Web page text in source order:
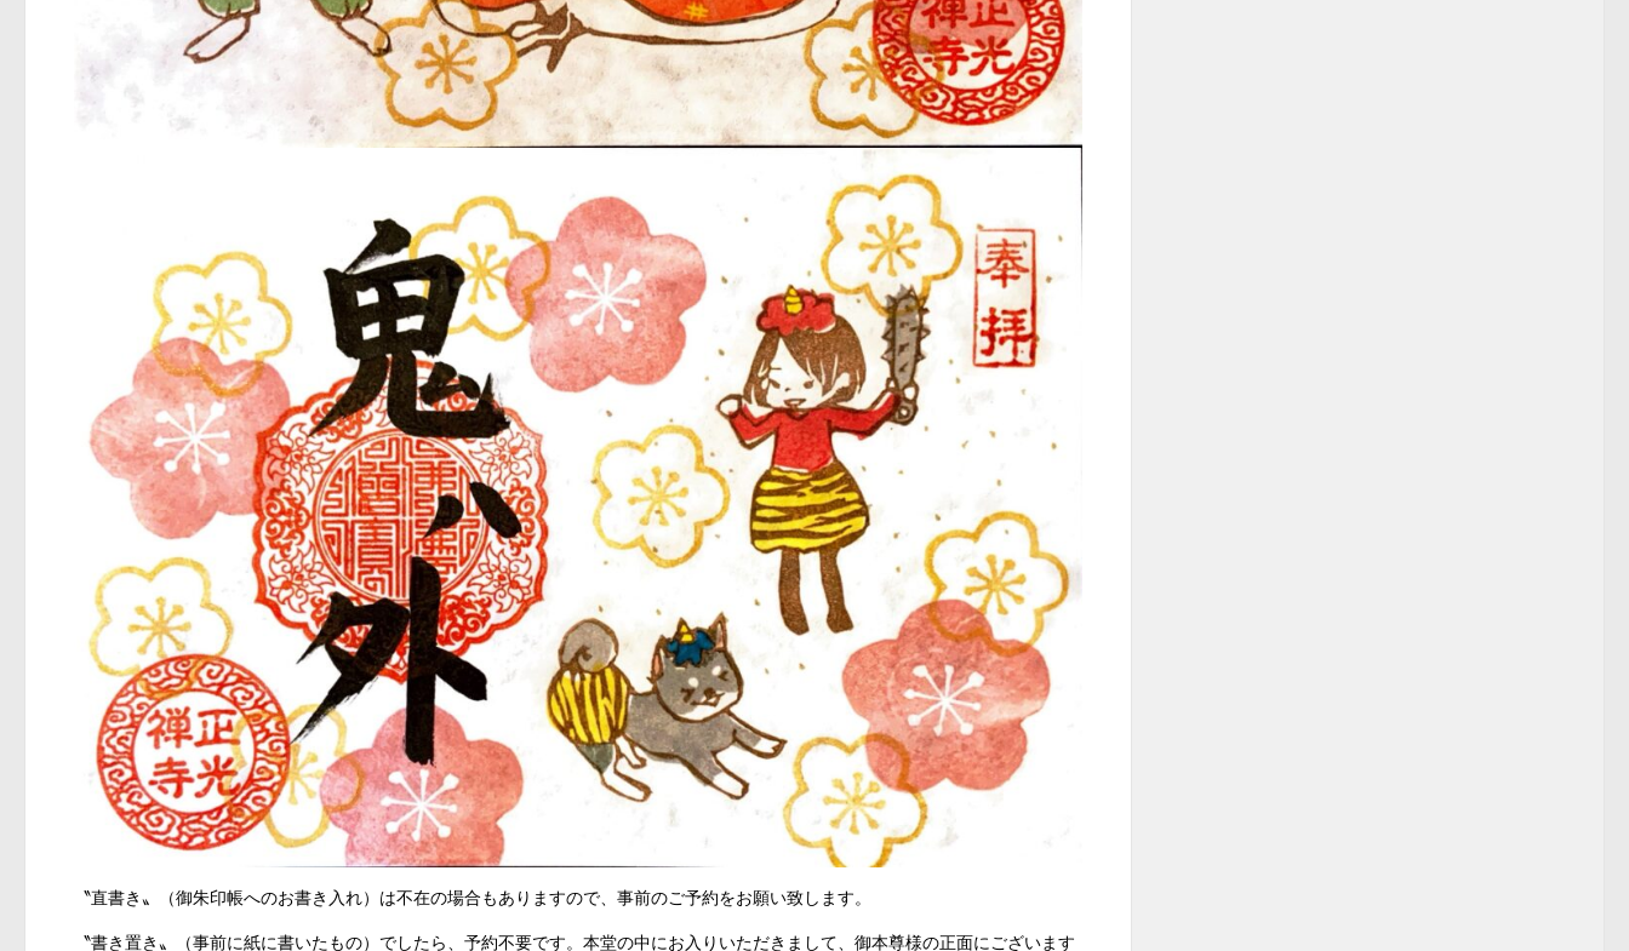
〝直書き〟（御朱印帳へのお書き入れ）は不在の場合もありますので、事前のご予約をお願い致します。
〝書き置き〟（事前に紙に書いたもの）でしたら、予約不要です。本堂の中にお入りいただきまして、御本尊様の正面にございます